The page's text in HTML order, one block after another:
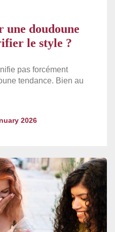
une doudoune
le style ?
pas forcément
tendance. Bien au
2026